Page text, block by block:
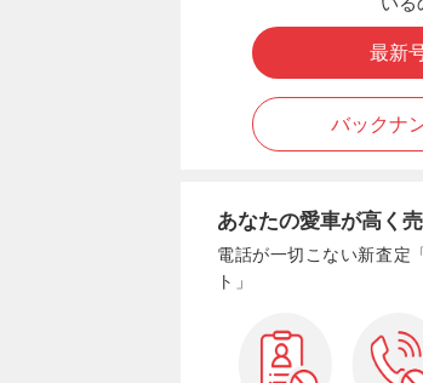
最新
バックナ
あなたの愛車が高く売
電話が一切こない新査定
ト」